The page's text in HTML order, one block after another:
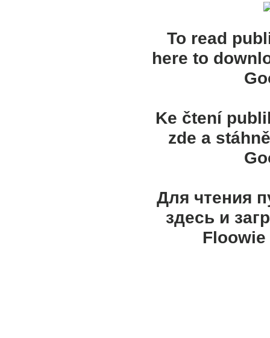
To read
here to
Ke čtení
zde a
Для чтения
здесь и
Floowie